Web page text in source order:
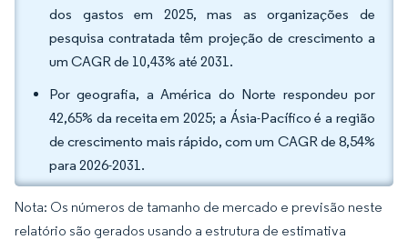
dos gastos em 2025, mas as organizações de
pesquisa contratada têm projeção de crescimento a
um CAGR de 10,43% até 2031.
Por geografia, a América do Norte respondeu por
42,65% da receita em 2025; a Ásia-Pacífico é a região
de crescimento mais rápido, com um CAGR de 8,54%
para 2026-2031.
Nota: Os números de tamanho de mercado e previsão neste
relatório são gerados usando a estrutura de estimativa